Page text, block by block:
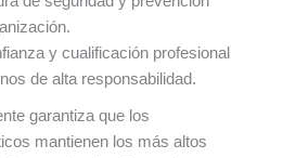
y cualificación profesional
de alta responsabilidad.
garantiza que los
mantienen los más altos